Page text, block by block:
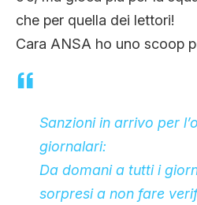
che per quella dei lettori!
Cara ANSA ho uno scoop
Sanzioni in arrivo per
giornalari:
Da domani a tutti i
sorpresi a non fare